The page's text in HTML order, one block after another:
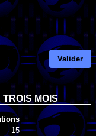
Valider
MOIS
15